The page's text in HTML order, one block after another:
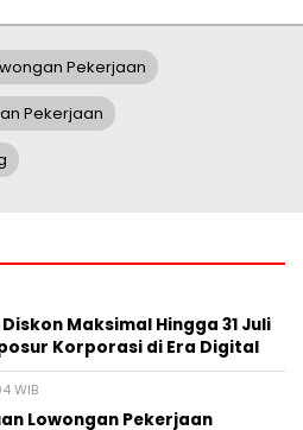
Pekerjaan
Pekerjaan
Maksimal Hingga 31 Juli
Korporasi di Era Digital
WIB
Lowongan Pekerjaan